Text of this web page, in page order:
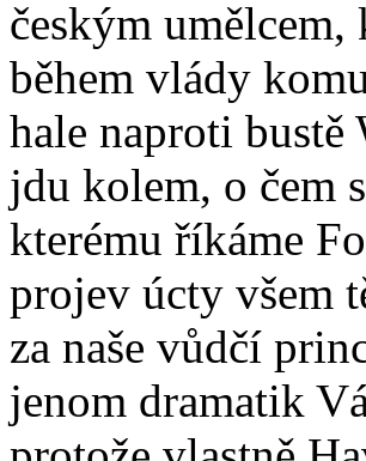
českým
během vlády
hale naproti
jdu kolem, o čem
kterému říkáme
projev úcty všem
za naše vůdčí
jenom dramatik